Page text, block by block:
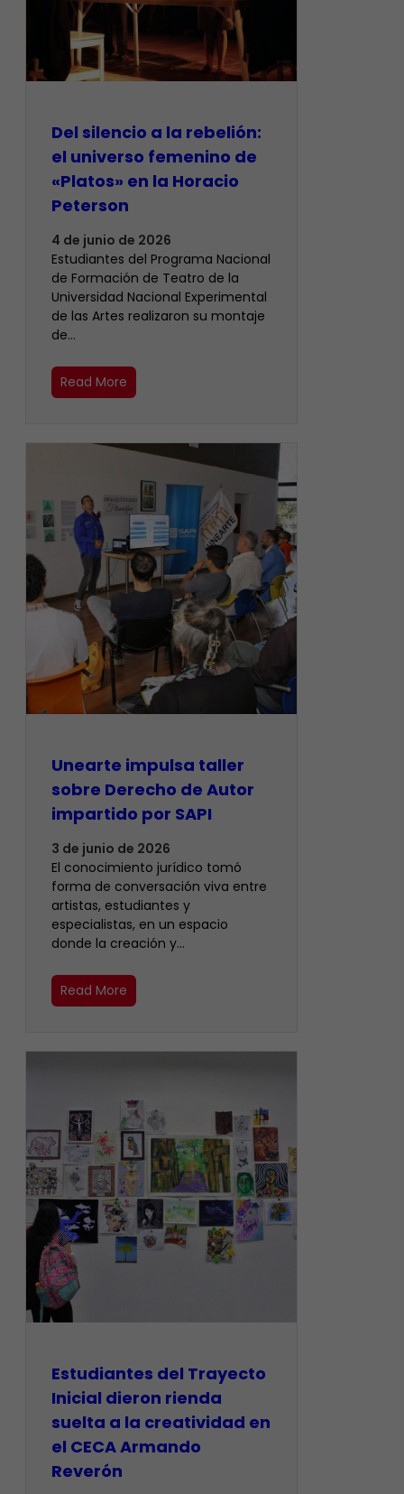
Del silencio a la rebelión:
el universo femenino de
«Platos» en la Horacio
Peterson
4 de junio de 2026
Estudiantes del Programa Nacional
de Formación de Teatro de la
Universidad Nacional Experimental
de las Artes realizaron su montaje
de…
Read More
Unearte impulsa taller
sobre Derecho de Autor
impartido por SAPI
3 de junio de 2026
El conocimiento jurídico tomó
forma de conversación viva entre
artistas, estudiantes y
especialistas, en un espacio
donde la creación y…
Read More
Estudiantes del Trayecto
Inicial dieron rienda
suelta a la creatividad en
el CECA Armando
Reverón